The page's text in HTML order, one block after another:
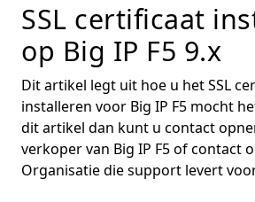
SSL certificaat
op Big IP F5 9.x
Dit artikel legt uit hoe u het SSL
installeren voor Big IP F5 mocht
dit artikel dan kunt u contact
verkoper van Big IP F5 of contact
Organisatie die support levert